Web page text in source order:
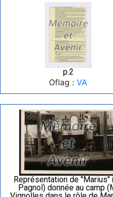
p.2
Oflag : VA
Représentation de "Marius"
Pagnol) donnée au camp